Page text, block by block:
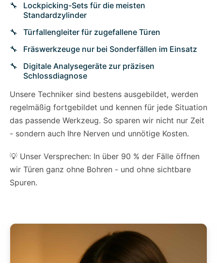
Lockpicking-Sets für die meisten
Standardzylinder
Türfallengleiter für zugefallene Türen
Fräswerkzeuge nur bei Sonderfällen im Einsatz
Digitale Analysegeräte zur präzisen
Schlossdiagnose
Unsere Techniker sind bestens ausgebildet, werden
regelmäßig fortgebildet und kennen für jede Situation
das passende Werkzeug. So sparen wir nicht nur Zeit
- sondern auch Ihre Nerven und unnötige Kosten.
💡 Unser Versprechen: In über 90 % der Fälle öffnen
wir Türen ganz ohne Bohren - und ohne sichtbare
Spuren.